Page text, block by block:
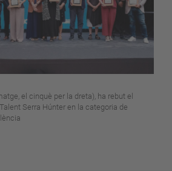
el cinquè per la dreta), ha rebut el
Serra Húnter en la categoria de